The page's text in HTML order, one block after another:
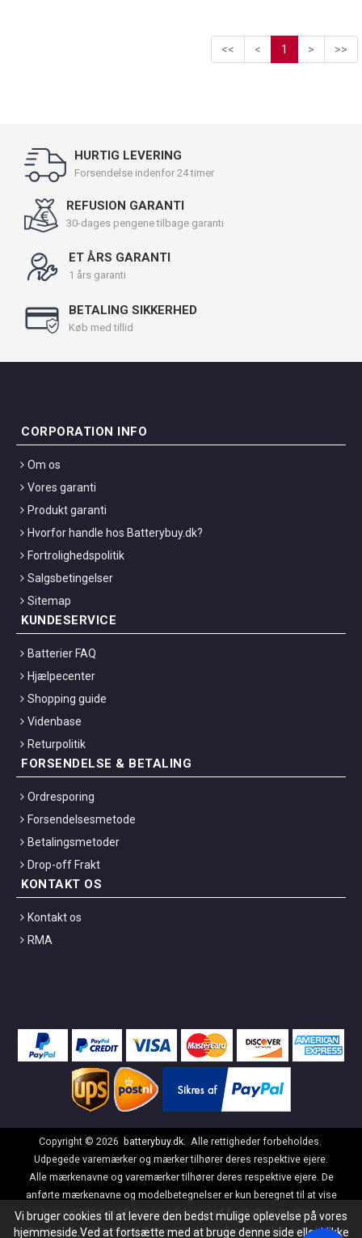
<< < 1 > >>
HURTIG LEVERING
Forsendelse indenfor 24 timer
REFUSION GARANTI
30-dages pengene tilbage garanti
ET ÅRS GARANTI
1 års garanti
BETALING SIKKERHED
Køb med tillid
CORPORATION INFO
Om os
Vores garanti
Produkt garanti
Hvorfor handle hos Batterybuy.dk?
Fortrolighedspolitik
Salgsbetingelser
Sitemap
KUNDESERVICE
Batterier FAQ
Hjælpecenter
Shopping guide
Videnbase
Returpolitik
FORSENDELSE & BETALING
Ordresporing
Forsendelsesmetode
Betalingsmetoder
Drop-off Frakt
KONTAKT OS
Kontakt os
RMA
Copyright © 2026 batterybuy.dk. Alle rettigheder forbeholdes.
Udpegede varemærker og mærker tilhører deres respektive ejere.
Alle mærkenavne og varemærker tilhører deres respektive ejere. De
anførte mærkenavne og modelbetegnelser er kun beregnet til at vise
kompatibiliteten af disse produkter med forskellige maskiner.
batterybuy.dk er ikke tilknyttet de originale producenter af nogen af disse
Vi bruger cookies til at levere den bedst mulige oplevelse på vores
hjemmeside.Ved at fortsætte med at bruge denne side eller klikke